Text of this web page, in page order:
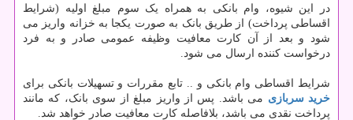
در این شیوه، وام بانکی به همراه یک سوم مبلغ اولیه (شرایط
اقساطی پرداخت) از طریق بانک به صورت یکجا به خزانه واریز می
شود و بعد از آن کارت معافیت وظیفه عمومی صادر و به فرد
درخواست کننده ارسال می شود.
شرایط اقساطی وام بانکی و .. تابع مقررات و تسهیلات بانکی برای
خرید سربازی می باشد. پس از واریز مبلغ از سوی بانک، که مانند
پرداخت نقدی می باشد، بلافاصله کارت معافیت صادر خواهد شد.